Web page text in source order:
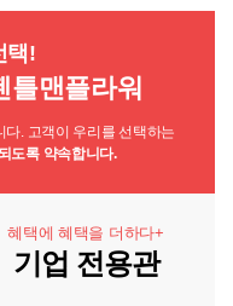
택!
틀맨플라워
. 고객이 우리를 선택하는
도록 약속합니다.
혜택에 혜택을 더하다+
기업 전용관